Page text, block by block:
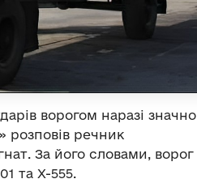
ворогом наразі значно
розповів речник
За його словами, ворог
та Х-555.